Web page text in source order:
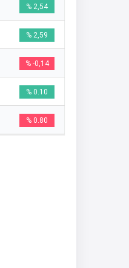
% 2,54
% 2,59
% -0,14
% 0.10
% 0.80